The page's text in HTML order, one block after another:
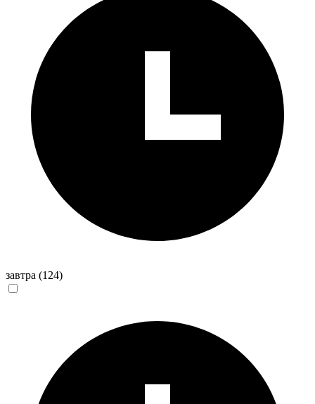
завтра (124)